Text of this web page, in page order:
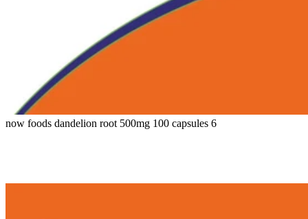
now foods dandelion root 500mg 100 capsules 6